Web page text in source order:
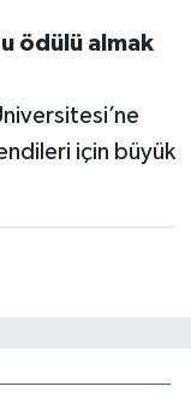
ödülü almak
için büyük